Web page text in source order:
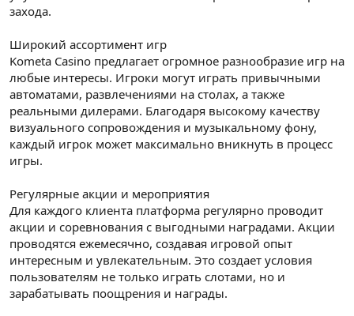
захода.
Широкий ассортимент игр
Kometa Casino предлагает огромное разнообразие игр на
любые интересы. Игроки могут играть привычными
автоматами, развлечениями на столах, а также
реальными дилерами. Благодаря высокому качеству
визуального сопровождения и музыкальному фону,
каждый игрок может максимально вникнуть в процесс
игры.
Регулярные акции и мероприятия
Для каждого клиента платформа регулярно проводит
акции и соревнования с выгодными наградами. Акции
проводятся ежемесячно, создавая игровой опыт
интересным и увлекательным. Это создает условия
пользователям не только играть слотами, но и
зарабатывать поощрения и награды.